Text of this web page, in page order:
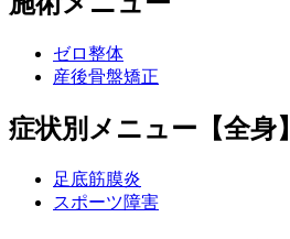
ゼロ整体
産後骨盤矯正
症状別メニュー【全身】
足底筋膜炎
スポーツ障害